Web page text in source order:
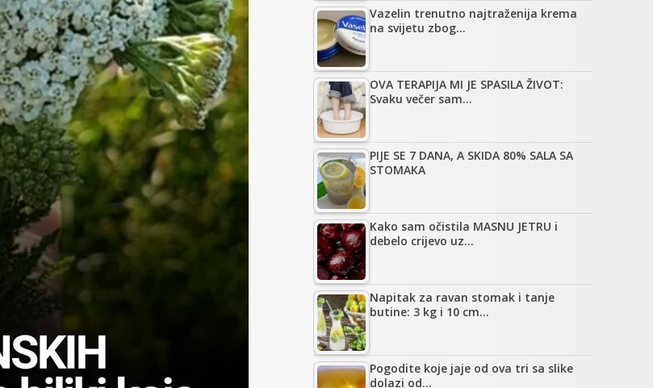
Vazelin trenutno najtraženija krema
na svijetu zbog…
OVA TERAPIJA MI JE SPASILA ŽIVOT:
Svaku večer sam…
PIJE SE 7 DANA, A SKIDA 80% SALA SA
STOMAKA
Kako sam očistila MASNU JETRU i
debelo crijevo uz…
Napitak za ravan stomak i tanje
butine: 3 kg i 10 cm…
Pogodite koje jaje od ova tri sa slike
dolazi od…